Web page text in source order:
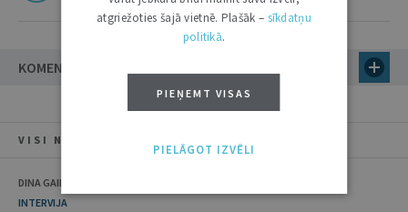
KOMENTĀRI
VISI NUMURA RAKSTI
DINA GAILĪTE
INTERVIJA
atgriežoties šajā vietnē. Plašāk – sīkdatņu
politikā.
PIEŅEMT VISAS
PIELĀGOT IZVĒLI